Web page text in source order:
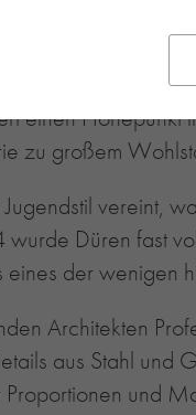
einen Höhepunkt
zu großem
vereint,
Düren fast
der
Architekten
aus Stahl
und